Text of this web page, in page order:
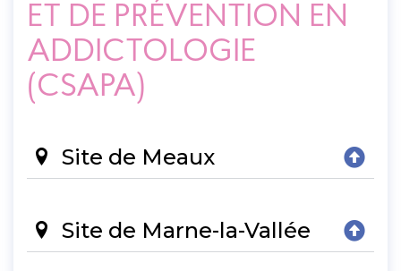
ET DE PRÉVENTION EN
ADDICTOLOGIE
(CSAPA)
Site de Meaux
Site de Marne-la-Vallée